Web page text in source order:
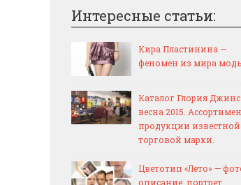
Интересные статьи:
Кира Пластинина —
феномен из мира
Каталог Глория Джинс
весна 2015.
продукции известной
торговой марки.
Цветотип «Лето» —
описание, портрет